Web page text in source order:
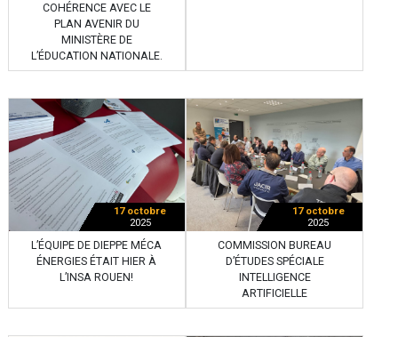
COHÉRENCE AVEC LE
PLAN AVENIR DU
MINISTÈRE DE
L’ÉDUCATION NATIONALE.
17 octobre
2025
L’ÉQUIPE DE DIEPPE MÉCA
ÉNERGIES ÉTAIT HIER À
L’INSA ROUEN!
17 octobre
2025
COMMISSION BUREAU
D’ÉTUDES SPÉCIALE
INTELLIGENCE
ARTIFICIELLE